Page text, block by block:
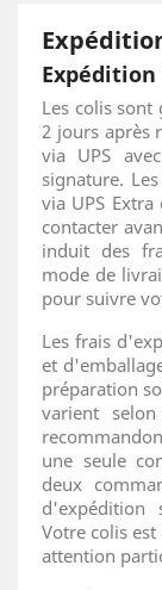
Les colis sont
2 jours après
via UPS
signature.
via UPS
contacter
induit des
mode de
pour suivre
Les frais
et
préparation
varient
une seule
deux
d'expédition
Votre colis
attention